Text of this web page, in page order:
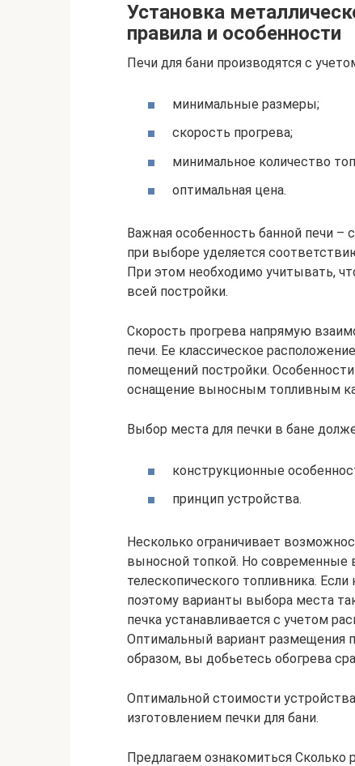
Установка
правила и особенности
Печи для бани производятся с
минимальные размеры;
скорость прогрева;
минимальное количество
оптимальная цена.
Важная особенность банной печи
при выборе уделяется
При этом необходимо учитывать,
всей постройки.
Скорость прогрева напрямую
печи. Ее классическое
помещений постройки.
оснащение выносным топливным
Выбор места для печки в бане
конструкционные
принцип устройства.
Несколько ограничивает
выносной топкой. Но
телескопического топливника.
поэтому варианты выбора места
печка устанавливается с учетом
Оптимальный вариант размещения
образом, вы добьетесь обогрева
Оптимальной стоимости
изготовлением печки для бани.
Предлагаем ознакомиться